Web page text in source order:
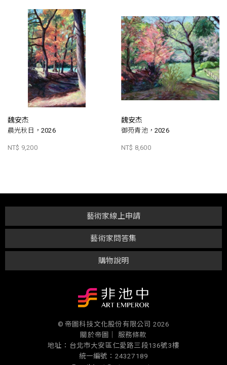
魏安杰
晨光秋日，2026
NT$ 9,200
魏安杰
御苑青池，2026
NT$ 8,600
購物說明
藝術家問答集
藝術家線上申請
© 帝圖科技文化股份有限公司 2026
關於帝圖｜
服務條款
地址：台北市大安區仁愛路三段136號3樓
統一編號：24327189